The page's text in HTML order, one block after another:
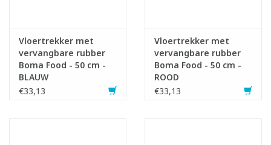
Vloertrekker met
vervangbare rubber
Boma Food - 50 cm -
BLAUW
€33,13
Vloertrekker met
vervangbare rubber
Boma Food - 50 cm -
ROOD
€33,13